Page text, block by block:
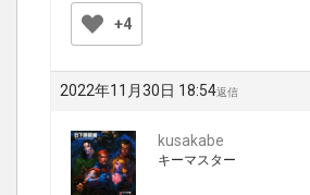
+4
2022年11月30日 18:54返信
kusakabe
キーマスター